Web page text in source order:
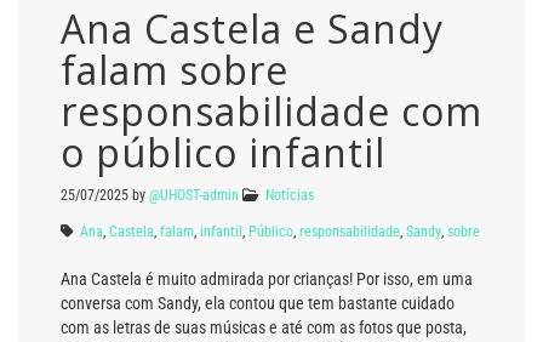
Ana Castela e Sandy
falam sobre
responsabilidade com
o público infantil
25/07/2025 by @UHOST-admin Notícias
Ana Castela falam infantil Público responsabilidade Sandy sobre
Ana Castela é muito admirada por crianças! Por isso, em uma
conversa com Sandy, ela contou que tem bastante cuidado
com as letras de suas músicas e até com as fotos que posta,